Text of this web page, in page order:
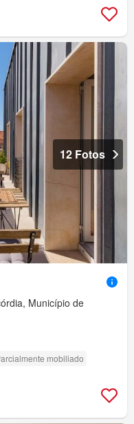
12 Fotos
Município de
mobiliado